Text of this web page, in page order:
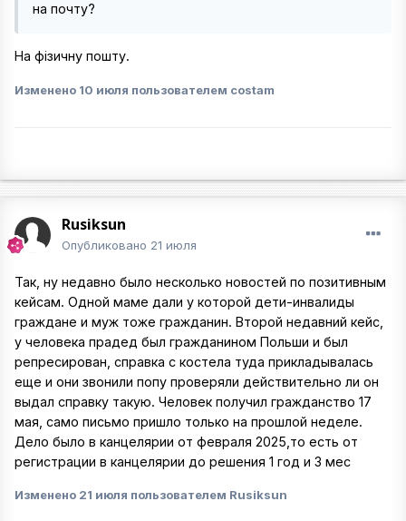
на почту?
На фізичну пошту.
Изменено 10 июля пользователем costam
Rusiksun
Опубликовано 21 июля
Так, ну недавно было несколько новостей по позитивным
кейсам. Одной маме дали у которой дети-инвалиды
граждане и муж тоже гражданин. Второй недавний кейс,
у человека прадед был гражданином Польши и был
репресирован, справка с костела туда прикладывалась
еще и они звонили попу проверяли действительно ли он
выдал справку такую. Человек получил гражданство 17
мая, само письмо пришло только на прошлой неделе.
Дело было в канцелярии от февраля 2025,то есть от
регистрации в канцелярии до решения 1 год и 3 мес
Изменено 21 июля пользователем Rusiksun